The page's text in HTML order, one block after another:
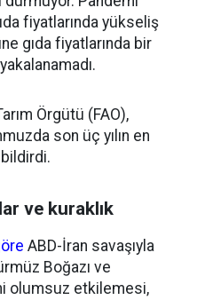
fiyatlarında yükseliş
gıda fiyatlarında bir
Örgütü (FAO),
son üç yılın en
bildirdi.
ve kuraklık
ABD-İran savaşıyla
Boğazı ve
olumsuz etkilemesi,